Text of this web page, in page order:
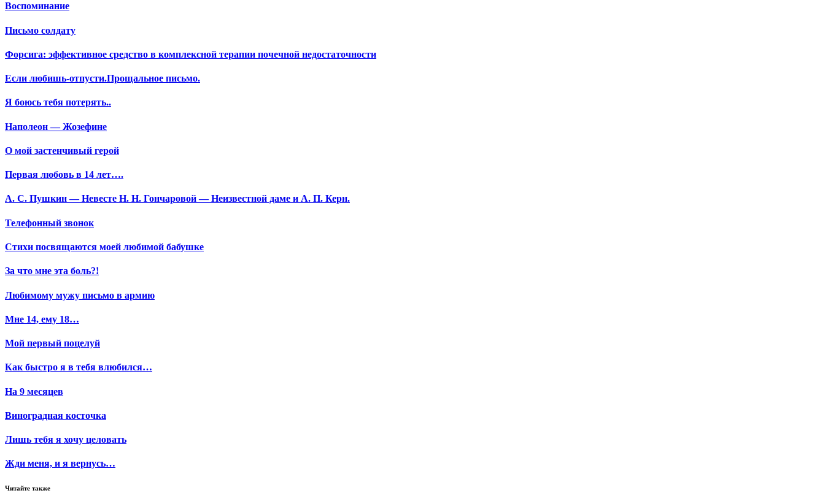
Воспоминание
Письмо солдату
Форсига: эффективное средство в комплексной терапии почечной недостаточности
Если любишь-отпусти.Прощальное письмо.
Я боюсь тебя потерять..
Наполеон — Жозефине
О мой застенчивый герой
Первая любовь в 14 лет….
А. С. Пушкин — Невесте Н. Н. Гончаровой — Неизвестной даме и А. П. Керн.
Телефонный звонок
Стихи посвящаются моей любимой бабушке
За что мне эта боль?!
Любимому мужу письмо в армию
Мне 14, ему 18…
Мой первый поцелуй
Как быстро я в тебя влюбился…
На 9 месяцев
Виноградная косточка
Лишь тебя я хочу целовать
Жди меня, и я вернусь…
Читайте также